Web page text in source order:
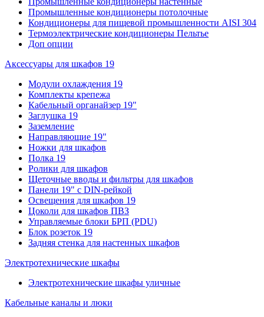
Промышленные кондиционеры потолочные
Кондиционеры для пищевой промышленности AISI 304
Термоэлектрические кондиционеры Пельтье
Доп опции
Аксессуары для шкафов 19
Модули охлаждения 19
Комплекты крепежа
Кабельный органайзер 19"
Заглушка 19
Заземление
Направляющие 19"
Ножки для шкафов
Полка 19
Ролики для шкафов
Щеточные вводы и фильтры для шкафов
Панели 19" с DIN-рейкой
Освещения для шкафов 19
Цоколи для шкафов ПВЗ
Управляемые блоки БРП (PDU)
Блок розеток 19
Задняя стенка для настенных шкафов
Электротехнические шкафы
Электротехнические шкафы уличные
Кабельные каналы и люки